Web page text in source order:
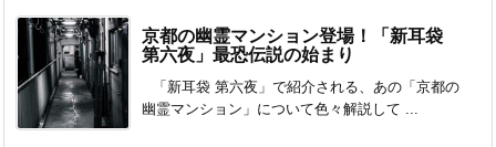
京都の幽霊マンション登場！「新耳袋
第六夜」最恐伝説の始まり
「新耳袋 第六夜」で紹介される、あの「京都の
幽霊マンション」について色々解説して ...